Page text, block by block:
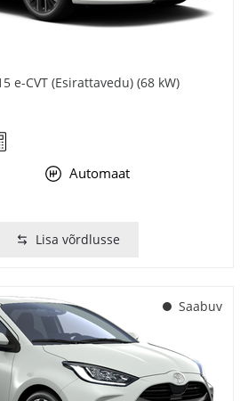
e-CVT (Esirattavedu) (68 kW)
Automaat
Lisa võrdlusse
Saabuv